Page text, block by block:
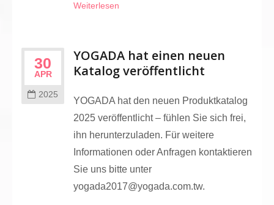
Weiterlesen
30
APR
2025
YOGADA hat einen neuen
Katalog veröffentlicht
YOGADA hat den neuen Produktkatalog
2025 veröffentlicht – fühlen Sie sich frei,
ihn herunterzuladen. Für weitere
Informationen oder Anfragen kontaktieren
Sie uns bitte unter
yogada2017@yogada.com.tw.